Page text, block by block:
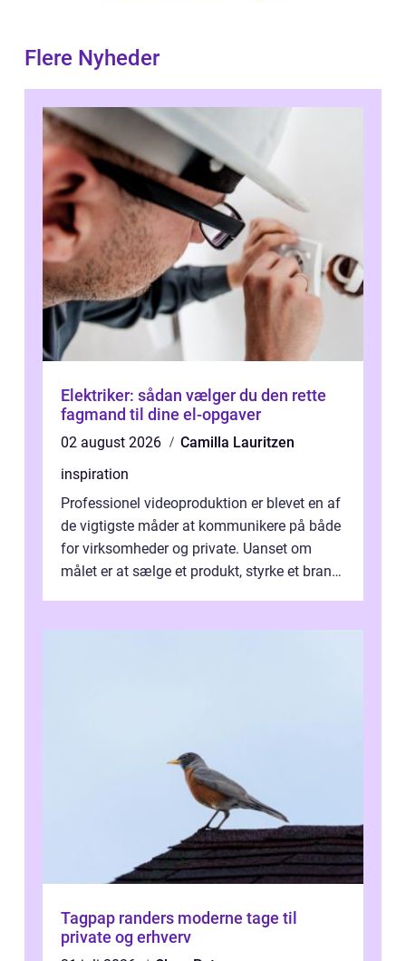
Flere Nyheder
Elektriker: sådan vælger du den rette
fagmand til dine el-opgaver
02 august 2026
Camilla Lauritzen
inspiration
Professionel videoproduktion er blevet en af
de vigtigste måder at kommunikere på både
for virksomheder og private. Uanset om
målet er at sælge et produkt, styrke et brand,
Tagpap randers moderne tage til
private og erhverv